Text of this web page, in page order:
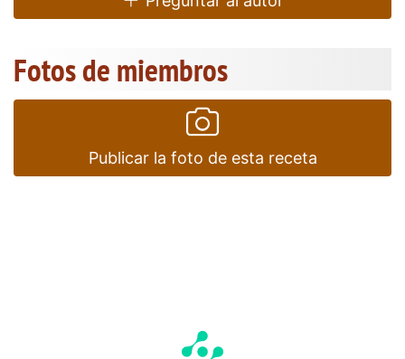
Fotos de miembros
Publicar la foto de esta receta